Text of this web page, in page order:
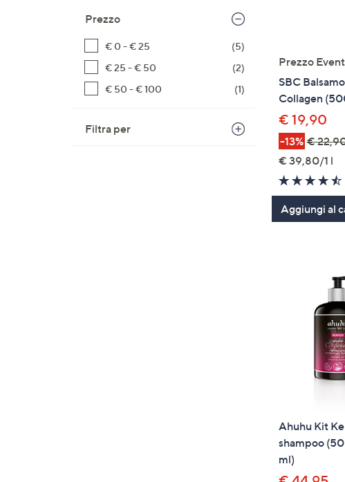
Prezzo
€ 0 - € 25
(5)
€ 25 - € 50
(2)
€ 50 - € 100
(1)
Filtra per
Prezzo
SBC
Collagen
€ 19,90
-13% €
€ 39,80/1 l
Aggiungi al
Ahuhu Kit
shampoo
ml)